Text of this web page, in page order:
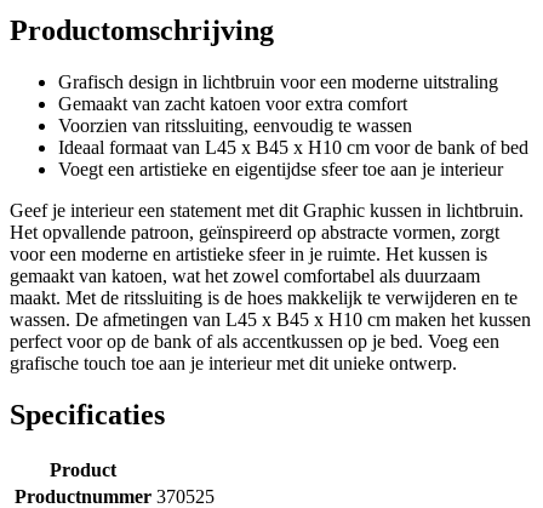
Productomschrijving
Grafisch design in lichtbruin voor een moderne uitstraling
Gemaakt van zacht katoen voor extra comfort
Voorzien van ritssluiting, eenvoudig te wassen
Ideaal formaat van L45 x B45 x H10 cm voor de bank of bed
Voegt een artistieke en eigentijdse sfeer toe aan je interieur
Geef je interieur een statement met dit Graphic kussen in lichtbruin.
Het opvallende patroon, geïnspireerd op abstracte vormen, zorgt
voor een moderne en artistieke sfeer in je ruimte. Het kussen is
gemaakt van katoen, wat het zowel comfortabel als duurzaam
maakt. Met de ritssluiting is de hoes makkelijk te verwijderen en te
wassen. De afmetingen van L45 x B45 x H10 cm maken het kussen
perfect voor op de bank of als accentkussen op je bed. Voeg een
grafische touch toe aan je interieur met dit unieke ontwerp.
Specificaties
Product
Productnummer 370525